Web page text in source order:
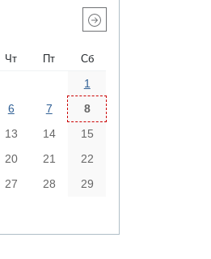
Чт Пт Сб
1
6 7
8
13 14
15
20 21
22
27 28
29